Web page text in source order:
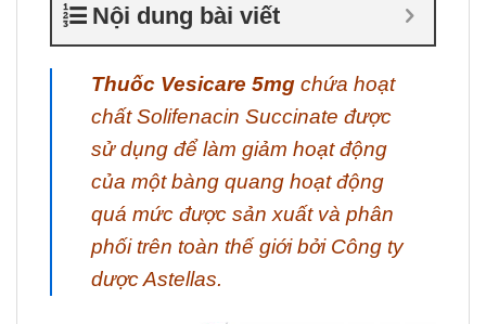
Nội dung bài viết
Thuốc Vesicare 5mg chứa hoạt
chất Solifenacin Succinate được
sử dụng để làm giảm hoạt động
của một bàng quang hoạt động
quá mức được sản xuất và phân
phối trên toàn thế giới bởi Công ty
dược Astellas.